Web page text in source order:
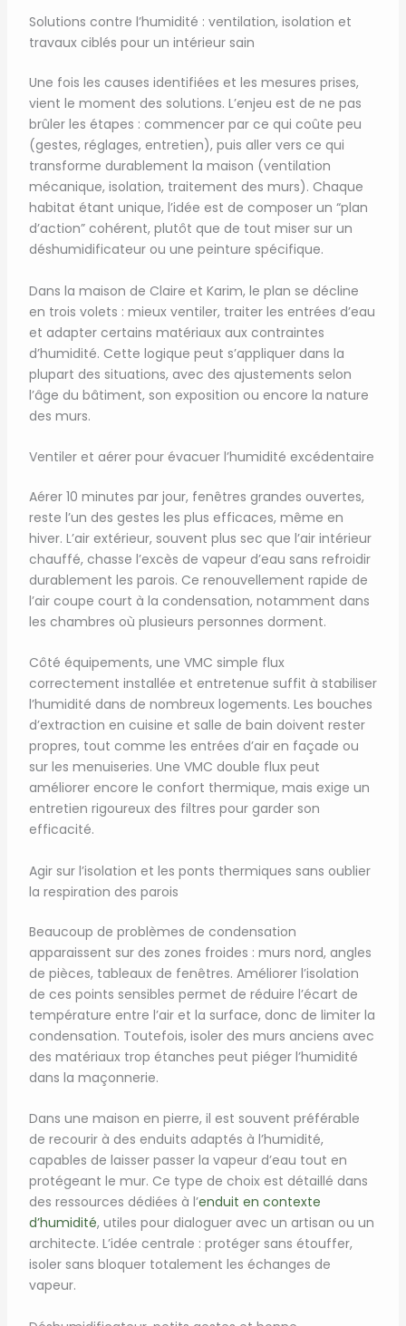
Solutions contre l’humidité : ventilation, isolation et
travaux ciblés pour un intérieur sain
Une fois les causes identifiées et les mesures prises,
vient le moment des solutions. L’enjeu est de ne pas
brûler les étapes : commencer par ce qui coûte peu
(gestes, réglages, entretien), puis aller vers ce qui
transforme durablement la maison (ventilation
mécanique, isolation, traitement des murs). Chaque
habitat étant unique, l’idée est de composer un “plan
d’action” cohérent, plutôt que de tout miser sur un
déshumidificateur ou une peinture spécifique.
Dans la maison de Claire et Karim, le plan se décline
en trois volets : mieux ventiler, traiter les entrées d’eau
et adapter certains matériaux aux contraintes
d’humidité. Cette logique peut s’appliquer dans la
plupart des situations, avec des ajustements selon
l’âge du bâtiment, son exposition ou encore la nature
des murs.
Ventiler et aérer pour évacuer l’humidité excédentaire
Aérer 10 minutes par jour, fenêtres grandes ouvertes,
reste l’un des gestes les plus efficaces, même en
hiver. L’air extérieur, souvent plus sec que l’air intérieur
chauffé, chasse l’excès de vapeur d’eau sans refroidir
durablement les parois. Ce renouvellement rapide de
l’air coupe court à la condensation, notamment dans
les chambres où plusieurs personnes dorment.
Côté équipements, une VMC simple flux
correctement installée et entretenue suffit à stabiliser
l’humidité dans de nombreux logements. Les bouches
d’extraction en cuisine et salle de bain doivent rester
propres, tout comme les entrées d’air en façade ou
sur les menuiseries. Une VMC double flux peut
améliorer encore le confort thermique, mais exige un
entretien rigoureux des filtres pour garder son
efficacité.
Agir sur l’isolation et les ponts thermiques sans oublier
la respiration des parois
Beaucoup de problèmes de condensation
apparaissent sur des zones froides : murs nord, angles
de pièces, tableaux de fenêtres. Améliorer l’isolation
de ces points sensibles permet de réduire l’écart de
température entre l’air et la surface, donc de limiter la
condensation. Toutefois, isoler des murs anciens avec
des matériaux trop étanches peut piéger l’humidité
dans la maçonnerie.
Dans une maison en pierre, il est souvent préférable
de recourir à des enduits adaptés à l’humidité,
capables de laisser passer la vapeur d’eau tout en
protégeant le mur. Ce type de choix est détaillé dans
des ressources dédiées à l’enduit en contexte
d’humidité, utiles pour dialoguer avec un artisan ou un
architecte. L’idée centrale : protéger sans étouffer,
isoler sans bloquer totalement les échanges de
vapeur.